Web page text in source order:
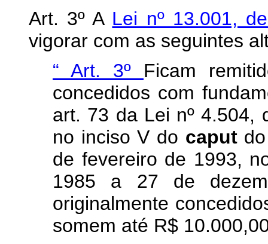
Art. 3º A Lei nº 13.001,
vigorar com as seguintes
“ Art. 3º Ficam
concedidos com
art. 73 da Lei nº 4.504,
no inciso V do caput
de fevereiro de 1993,
1985 a 27 de
originalmente
somem até R$